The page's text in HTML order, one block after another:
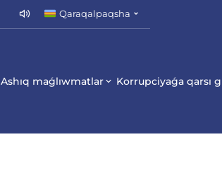
Qaraqalpaqsha
Ashıq maǵlıwmatlar Korrupciyaǵa qarsı